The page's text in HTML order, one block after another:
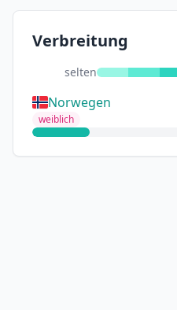
Verbreitung
selten
Norwegen
weiblich